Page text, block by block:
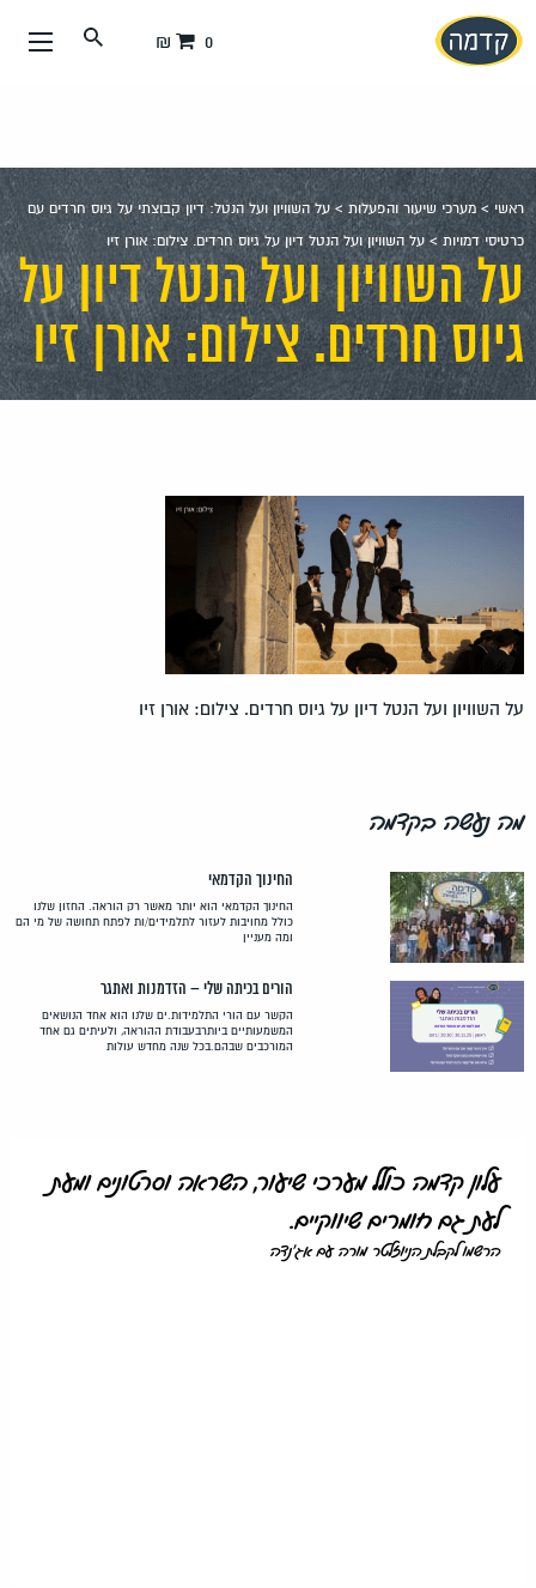
עבור
אל
0 ₪
ראשי > מערכי שיעור והפעלות > על השוויון ועל הנטל: דיון קבוצתי על גיוס חרדים עם
כרטיסי דמויות > על השוויון ועל הנטל דיון על גיוס חרדים. צילום: אורן זיו
על השוויון ועל הנטל דיון על
גיוס חרדים. צילום: אורן זיו
על השוויון ועל הנטל דיון על גיוס חרדים. צילום: אורן זיו
מה נעשה בקדמה
החינוך הקדמאי
החינוך הקדמאי הוא יותר מאשר רק הוראה. החזון שלנו
כולל מחויבות לעזור לתלמידים/ות לפתח תחושה של מי הם
ומה מעניין
הורים בכיתה שלי – הזדמנות ואתגר
הקשר עם הורי התלמידות.ים שלנו הוא אחד הנושאים
המשמעותיים ביותרבעבודת ההוראה, ולעיתים גם אחד
המורכבים שבהם.בכל שנה מחדש עולות
עלון קדמה כולל מערכי שיעור, השראה וסרטונים ומעת
לעת גם חומרים שיווקיים.
הרשמו לקבלת הניוזלטר מורה עם אג'נדה